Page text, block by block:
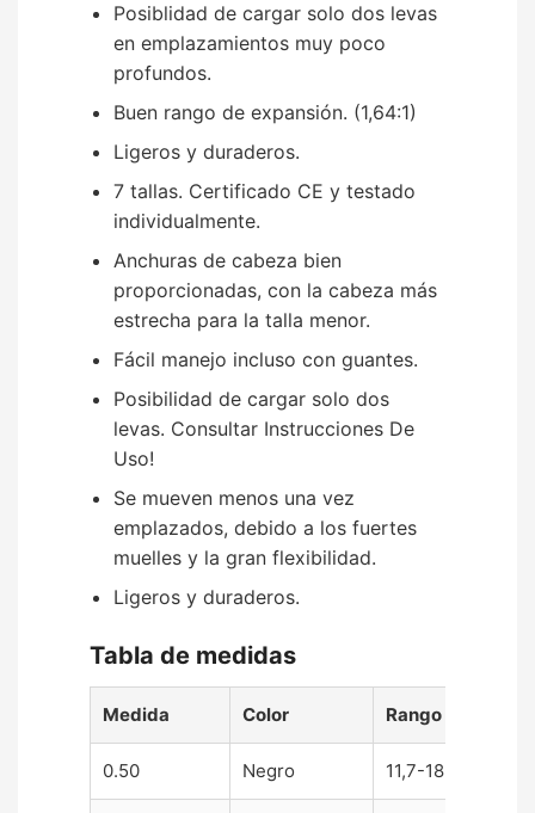
Posiblidad de cargar solo dos levas
en emplazamientos muy poco
profundos.
Buen rango de expansión. (1,64:1)
Ligeros y duraderos.
7 tallas. Certificado CE y testado
individualmente.
Anchuras de cabeza bien
proporcionadas, con la cabeza más
estrecha para la talla menor.
Fácil manejo incluso con guantes.
Posibilidad de cargar solo dos
levas. Consultar Instrucciones De
Uso!
Se mueven menos una vez
emplazados, debido a los fuertes
muelles y la gran flexibilidad.
Ligeros y duraderos.
Tabla de medidas
Medida Color Rango
0.50 Negro 11,7-18.9 mm